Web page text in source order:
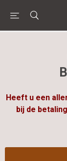
Heeft u een
bij de